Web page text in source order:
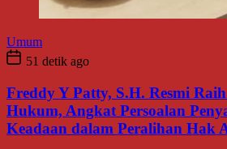
Umum
51 detik ago
Freddy Y Patty, S.H. Resmi
Hukum, Angkat Persoalan
Keadaan dalam Peralihan Hak